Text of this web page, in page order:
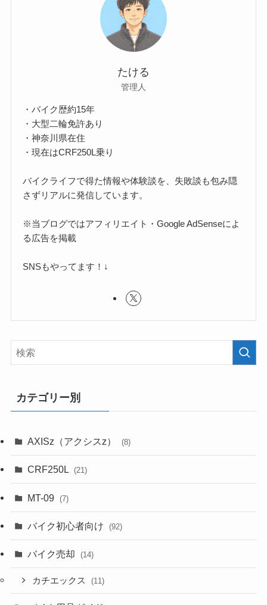
たける
管理人
・バイク歴約15年
・大型二輪免許あり
・神奈川県在住
・現在はCRF250L乗り
バイクライフで得た情報や体験談を、失敗談も包み隠
さずリアルに発信しています。
※当ブログではアフィリエイト・Google AdSenseによ
る広告を掲載
SNSもやってます！↓
カテゴリー別
AXISz（アクシスz） (8)
CRF250L (21)
MT-09 (7)
バイク初心者向け (92)
バイク売却 (14)
カチエックス (11)